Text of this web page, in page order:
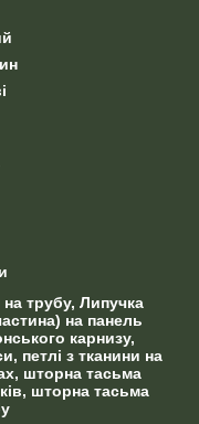
трубу, Липучка
на панель
карнизу,
петлі з тканини на
шторна тасьма
шторна тасьма